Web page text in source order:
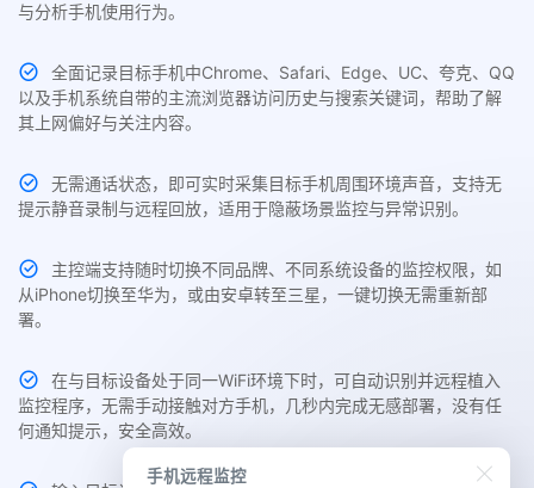
与分析手机使用行为。
全面记录目标手机中Chrome、Safari、Edge、UC、夸克、QQ
以及手机系统自带的主流浏览器访问历史与搜索关键词，帮助了解
其上网偏好与关注内容。
无需通话状态，即可实时采集目标手机周围环境声音，支持无
提示静音录制与远程回放，适用于隐蔽场景监控与异常识别。
主控端支持随时切换不同品牌、不同系统设备的监控权限，如
从iPhone切换至华为，或由安卓转至三星，一键切换无需重新部
署。
在与目标设备处于同一WiFi环境下时，可自动识别并远程植入
监控程序，无需手动接触对方手机，几秒内完成无感部署，没有任
何通知提示，安全高效。
手机远程监控